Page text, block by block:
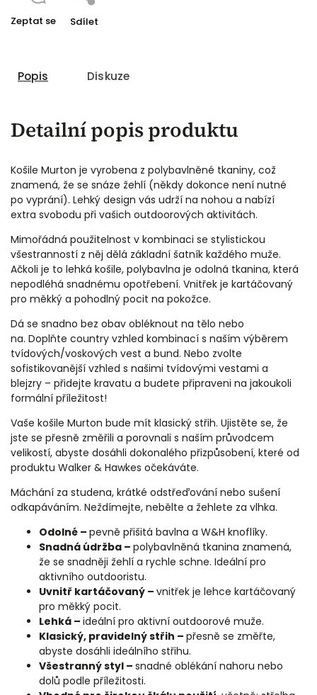
Zeptat se Sdílet
Popis Diskuze
Detailní popis produktu
Košile Murton je vyrobena z polybavlněné tkaniny, což
znamená, že se snáze žehlí (někdy dokonce není nutné
po vyprání). Lehký design vás udrží na nohou a nabízí
extra svobodu při vašich outdoorových aktivitách.
Mimořádná použitelnost v kombinaci se stylistickou
všestranností z něj dělá základní šatník každého muže.
Ačkoli je to lehká košile, polybavlna je odolná tkanina, která
nepodléhá snadnému opotřebení. Vnitřek je kartáčovaný
pro měkký a pohodlný pocit na pokožce.
Dá se snadno bez obav obléknout na tělo nebo
na. Doplňte country vzhled kombinací s naším výběrem
tvídových/voskových vest a bund. Nebo zvolte
sofistikovanější vzhled s našimi tvídovými vestami a
blejzry – přidejte kravatu a budete připraveni na jakoukoli
formální příležitost!
Vaše košile Murton bude mít klasický střih. Ujistěte se, že
jste se přesně změřili a porovnali s naším průvodcem
velikostí, abyste dosáhli dokonalého přizpůsobení, které od
produktu Walker & Hawkes očekáváte.
Máchání za studena, krátké odstřeďování nebo sušení
odkapáváním. Neždímejte, nebělte a žehlete za vlhka.
Odolné – pevně přišitá bavlna a W&H knoflíky.
Snadná údržba – polybavlněná tkanina znamená,
že se snadněji žehlí a rychle schne. Ideální pro
aktivního outdooristu.
Uvnitř kartáčovaný – vnitřek je lehce kartáčovaný
pro měkký pocit.
Lehká – ideální pro aktivní outdoorové muže.
Klasický, pravidelný střih – přesně se změřte,
abyste dosáhli ideálního střihu.
Všestranný styl – snadné oblékání nahoru nebo
dolů podle příležitosti.